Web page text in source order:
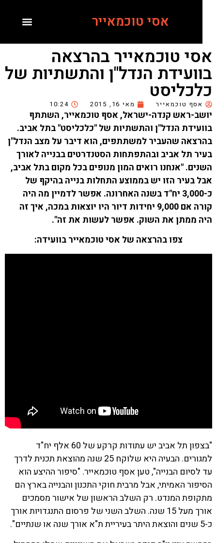
אסי טוכמאייר
טוכמאייר בהרצאה
הנדל"ן והתשתיות של
אסף טוכמאייר מאי 16, 2015 10:24
ראש קנדה-ישראל, אסף טוכמאייר, השתתף
הנדל"ן והתשתיות של "כלכליסט" בתל אביב.
שהעביר למשתתפים, הוא דיבר על מצב הנדל"ן
תל אביב ובהתפתחות הסטנדרטים בבנייה לאורך
"אנחנו רואים המון מנופים בכל מקום בתל אביב,
בעיר הזו יש בממוצע התחלות בנייה בהיקף של
כ-3,000 יח"ד בשנה האחרונה. אפשר לדמיין מה היה
קורה אם 9,000 יחידות דיור היו יוצאות במכה, איך זה
ממתן את השוק. אפשר לעשות את זה".
צפו בהרצאה של אסי טוכמאייר בוועידה:
"בצפון תל אביב יש עתודות קרקע של 60 אלף יח"ד
למגורים. הבעיה היא שלוקח 25 שנה מהוצאת תכנית לדרך
הבנייה", טען אסף טוכמאייר. "סיפור ההיצע הוא
האמיתי, אבל מרבית חוקי התכנון והבנייה בארץ הם
המנדט. רק השלב הראשון של אישור מסמכים
אורך מעל 15 שנה. השלב השני של פרסום התנגדויות אורך